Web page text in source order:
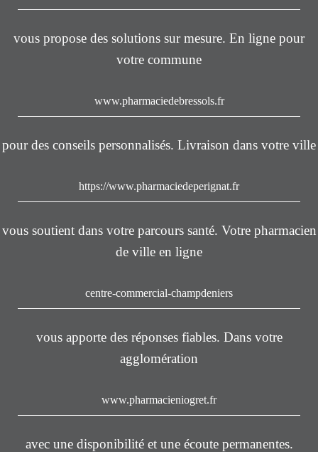
vous propose des solutions sur mesure. En ligne pour
votre commune
www.pharmaciedebressols.fr
pour des conseils personnalisés. Livraison dans votre ville
https://www.pharmaciedeperignat.fr
vous soutient dans votre parcours santé. Votre pharmacien
de ville en ligne
centre-commercial-champdeniers
vous apporte des réponses fiables. Dans votre
agglomération
www.pharmacieniogret.fr
avec une disponibilité et une écoute permanentes.